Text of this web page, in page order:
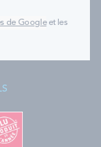
de Googleet les